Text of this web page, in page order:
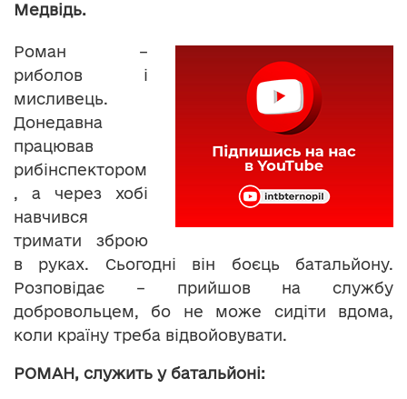
Медвідь.
Роман –
риболов і
мисливець.
Донедавна
працював
рибінспектором
, а через хобі
навчився
тримати зброю
в руках. Сьогодні він боєць батальйону.
Розповідає – прийшов на службу
добровольцем, бо не може сидіти вдома,
коли країну треба відвойовувати.
РОМАН, служить у батальйоні: